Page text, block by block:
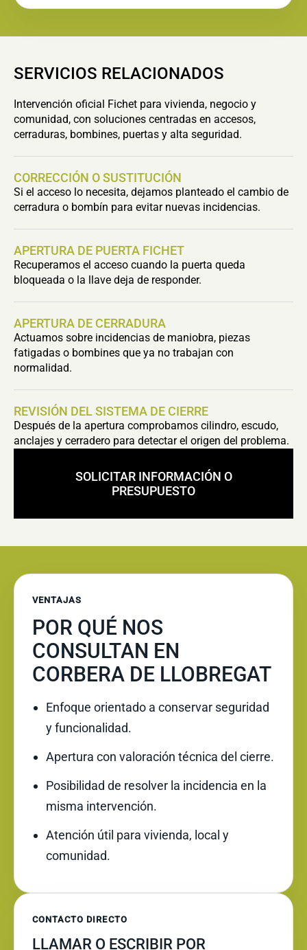
SERVICIOS RELACIONADOS
Intervención oficial Fichet para vivienda, negocio y
comunidad, con soluciones centradas en accesos,
cerraduras, bombines, puertas y alta seguridad.
CORRECCIÓN O SUSTITUCIÓN
Si el acceso lo necesita, dejamos planteado el cambio de
cerradura o bombín para evitar nuevas incidencias.
APERTURA DE PUERTA FICHET
Recuperamos el acceso cuando la puerta queda
bloqueada o la llave deja de responder.
APERTURA DE CERRADURA
Actuamos sobre incidencias de maniobra, piezas
fatigadas o bombines que ya no trabajan con
normalidad.
REVISIÓN DEL SISTEMA DE CIERRE
Después de la apertura comprobamos cilindro, escudo,
anclajes y cerradero para detectar el origen del problema.
SOLICITAR INFORMACIÓN O
PRESUPUESTO
VENTAJAS
POR QUÉ NOS
CONSULTAN EN
CORBERA DE LLOBREGAT
Enfoque orientado a conservar seguridad
y funcionalidad.
Apertura con valoración técnica del cierre.
Posibilidad de resolver la incidencia en la
misma intervención.
Atención útil para vivienda, local y
comunidad.
CONTACTO DIRECTO
LLAMAR O ESCRIBIR POR